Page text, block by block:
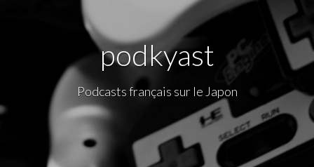
podkyast
Podcasts français sur le Japon